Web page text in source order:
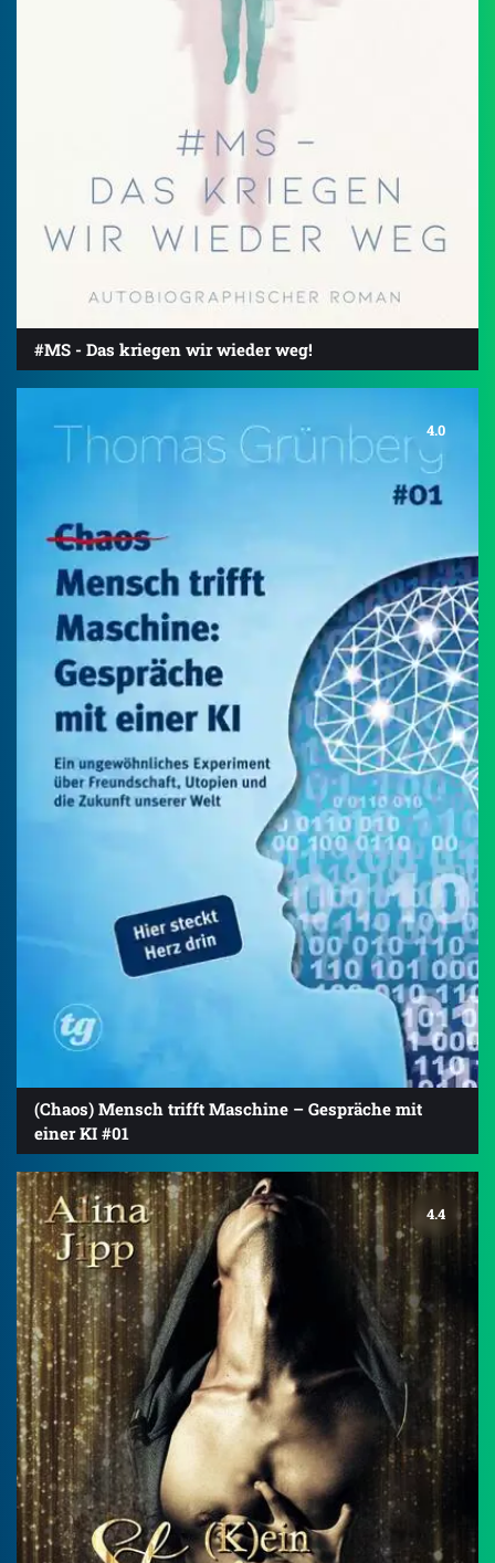
#MS - Das kriegen wir wieder weg!
4.0
(Chaos) Mensch trifft Maschine – Gespräche mit
einer KI #01
4.4